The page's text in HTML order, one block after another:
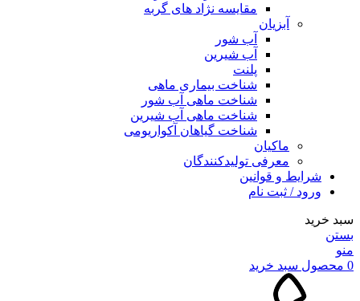
مقایسه نژاد های گربه
آبزیان
آب شور
آب شیرین
پلنت
شناخت بیماری ماهی
شناخت ماهی آب شور
شناخت ماهی آب شیرین
شناخت گیاهان آکواریومی
ماکیان
معرفی تولیدکنندگان
شرایط و قوانین
ورود / ثبت نام
سبد خرید
بستن
منو
0 محصول سبد خرید